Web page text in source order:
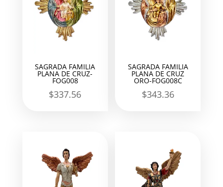
SAGRADA FAMILIA
PLANA DE CRUZ-
FOG008
$337.56
SAGRADA FAMILIA
PLANA DE CRUZ
ORO-FOG008C
$343.36